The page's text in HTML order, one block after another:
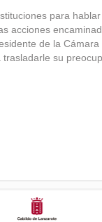
para
acciones
de la
su